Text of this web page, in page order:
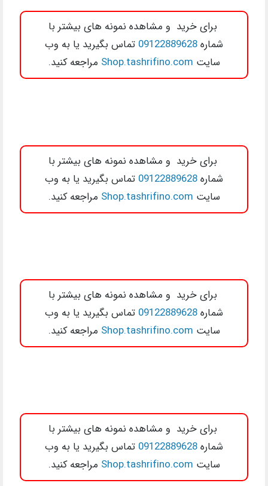
برای خرید و مشاهده نمونه های بیشتر با
شماره09122889628 تماس بگیرید یا به وب
سایت Shop.tashrifino.com مراجعه کنید.
برای خرید و مشاهده نمونه های بیشتر با
شماره09122889628 تماس بگیرید یا به وب
سایت Shop.tashrifino.com مراجعه کنید.
برای خرید و مشاهده نمونه های بیشتر با
شماره09122889628 تماس بگیرید یا به وب
سایت Shop.tashrifino.com مراجعه کنید.
برای خرید و مشاهده نمونه های بیشتر با
شماره09122889628 تماس بگیرید یا به وب
سایت Shop.tashrifino.com مراجعه کنید.